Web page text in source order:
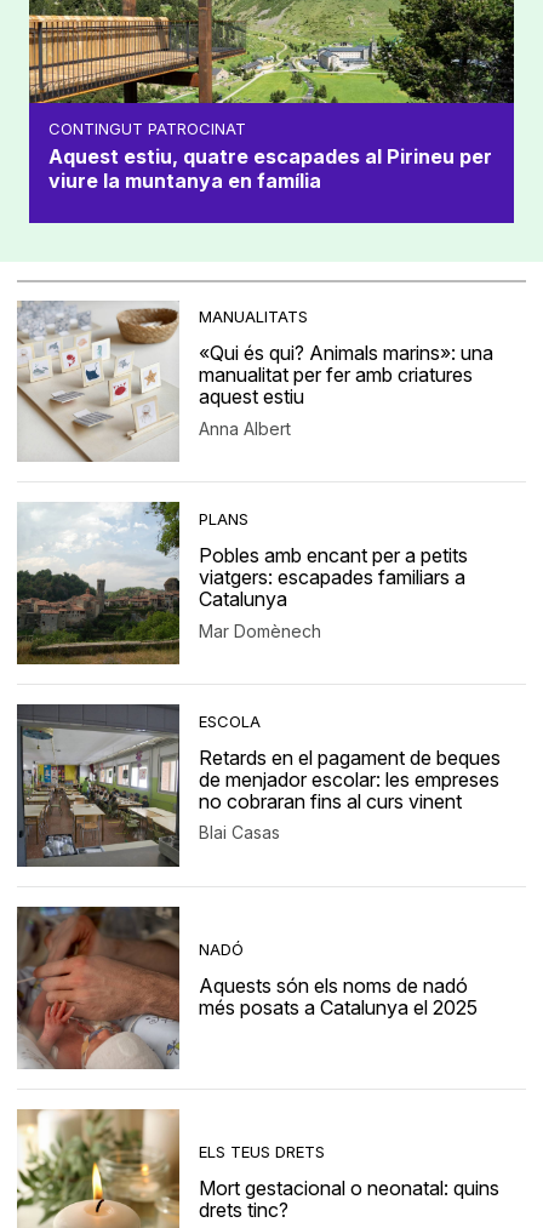
CONTINGUT PATROCINAT
Aquest estiu, quatre escapades al Pirineu per
viure la muntanya en família
MANUALITATS
«Qui és qui? Animals marins»: una
manualitat per fer amb criatures
aquest estiu
Anna Albert
PLANS
Pobles amb encant per a petits
viatgers: escapades familiars a
Catalunya
Mar Domènech
ESCOLA
Retards en el pagament de beques
de menjador escolar: les empreses
no cobraran fins al curs vinent
Blai Casas
NADÓ
Aquests són els noms de nadó
més posats a Catalunya el 2025
ELS TEUS DRETS
Mort gestacional o neonatal: quins
drets tinc?